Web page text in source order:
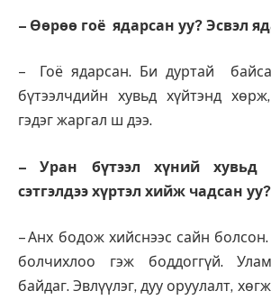
– Өөрөө гоё ядарсан уу? Эсвэл
– Гоё ядарсан. Би дуртай
бүтээлчдийн хувьд хүйтэнд
гэдэг жаргал ш дээ.
– Уран бүтээл хүний хувьд
сэтгэлдээ хүртэл хийж чадсан уу?
– Анх бодож хийснээс сайн
болчихлоо гэж боддоггүй.
байдаг. Эвлүүлэг, дуу оруулалт,